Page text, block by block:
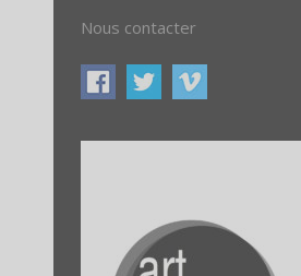
Nous contacter